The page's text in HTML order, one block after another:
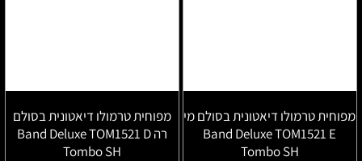
מפוחית טרמולו דיאטונית בסולם מי
Band Deluxe TOM1521 E
Tombo SH
מפוחית טרמולו דיאטונית בסולם
רה Band Deluxe TOM1521 D
Tombo SH